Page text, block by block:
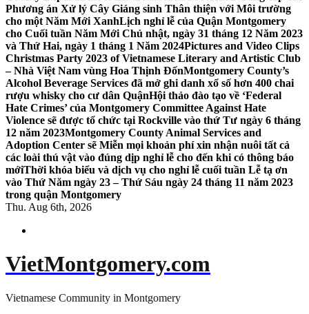
Phương án Xử lý Cây Giáng sinh Thân thiện với Môi trường
cho một Năm Mới XanhLịch nghỉ lễ của Quận Montgomery
cho Cuối tuần Năm Mới Chủ nhật, ngày 31 tháng 12 Năm 2023
và Thứ Hai, ngày 1 tháng 1 Năm 2024Pictures and Video Clips
Christmas Party 2023 of Vietnamese Literary and Artistic Club
– Nhà Việt Nam vùng Hoa Thịnh ĐốnMontgomery County’s
Alcohol Beverage Services đã mở ghi danh xổ số hơn 400 chai
rượu whisky cho cư dân QuậnHội thảo đào tạo về ‘Federal
Hate Crimes’ của Montgomery Committee Against Hate
Violence sẽ được tổ chức tại Rockville vào thứ Tư ngày 6 tháng
12 năm 2023Montgomery County Animal Services and
Adoption Center sẽ Miễn mọi khoản phí xin nhận nuôi tất cả
các loài thú vật vào đúng dịp nghỉ lễ cho đến khi có thông báo
mớiThời khóa biểu và dịch vụ cho nghỉ lễ cuối tuần Lễ tạ ơn
vào Thứ Năm ngày 23 – Thứ Sáu ngày 24 tháng 11 năm 2023
trong quận Montgomery
Thu. Aug 6th, 2026
VietMontgomery.com
Vietnamese Community in Montgomery